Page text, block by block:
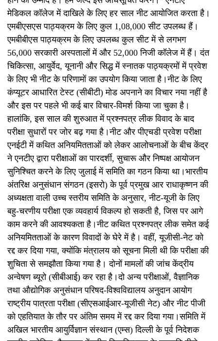
मेडिकल कॉलेज में दाखिले के लिए हर साल नीट आयोजित करता है।
एमबीएसएस पाठ्यक्रम के लिए कुल 1,08,000 सीट उपलब्ध हैं।
एमबीबीएस पाठ्यक्रम के लिए उपलब्ध कुल सीट में से लगभग
56,000 सरकारी अस्पतालों में और 52,000 निजी कॉलेज में हैं। दंत
चिकित्सा, आयुर्वेद, यूनानी और सिद्ध में स्नातक पाठ्यक्रमों में प्रवेश
के लिए भी नीट के परिणामों का उपयोग किया जाता है।नीट के लिए
कंप्यूटर आधारित टेस्ट (सीबीटी) मोड अपनाने का विचार नया नहीं है
और इस पर पहले भी कई बार विचार-विमर्श किया जा चुका है।
हालांकि, इस साल की शुरुआत में प्रश्नपत्र लीक विवाद के बाद
परीक्षा सुधारों पर जोर बढ़ गया है।नीट और पीएचडी प्रवेश परीक्षा
एनईटी में कथित अनियमितताओं को लेकर आलोचनाओं के बीच केंद्र
ने एनटीए द्वारा परीक्षाओं का पारदर्शी, सुचारू और निष्पक्ष आयोजन
सुनिश्चित करने के लिए जुलाई में समिति का गठन किया था।भारतीय
अंतरिक्ष अनुसंधान संगठन (इसरो) के पूर्व प्रमुख आर राधाकृष्णन की
अध्यक्षता वाली उच्च स्तरीय समिति के अनुसार, नीट-यूजी के लिए
बहु-चरणीय परीक्षा एक व्यवहार्य विकल्प हो सकती है, जिस पर आगे
काम करने की आवश्यकता है।नीट कथित प्रश्नपत्र लीक समेत कई
अनियमितताओं के कारण विवादों के घेरे में है। वहीं, यूजीसी-नेट को
रद्द कर दिया गया, क्योंकि मंत्रालय को सूचना मिली थी कि परीक्षा की
शुचिता से समझौता किया गया है। दोनों मामलों की जांच केंद्रीय
अन्वेषण ब्यूरो (सीबीआई) कर रहा है।दो अन्य परीक्षाओं, वैज्ञानिक
तथा औद्योगिक अनुसंधान परिषद-विश्वविद्यालय अनुदान आयोग
राष्ट्रीय पात्रता परीक्षा (सीएसआईआर-यूजीसी नेट) और नीट पीजी
को एहतियात के तौर पर अंतिम समय में रद्द कर दिया गया।समिति में
अखिल भारतीय आयुर्विज्ञान संस्थान (एम्स) दिल्ली के पूर्व निदेशक